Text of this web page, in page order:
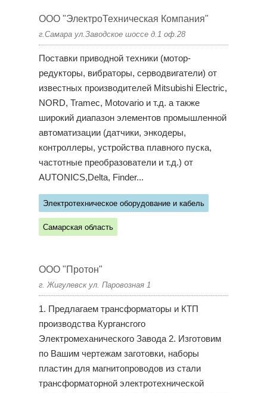
ООО "ЭлектроТехническая Компания"
г.Самара ул.Заводское шоссе д.1 оф.28
Поставки приводной техники (мотор-
редукторы, вибраторы, серводвигатели) от
известных производителей Mitsubishi Electric,
NORD, Tramec, Motovario и т.д. а также
широкий диапазон элементов промышленной
автоматизации (датчики, энкодеры,
контроллеры, устройства плавного пуска,
частотные преобразователи и т.д.) от
AUTONICS,Delta, Finder...
Электротехническое оборудование и кабель
Самарская область
ООО "Протон"
г. Жигулевск ул. Паровозная 1
1. Предлагаем трансформаторы и КТП
производства Кургансгого
Электромеханического Завода 2. Изготовим
по Вашим чертежам заготовки, наборы
пластин для магнитопроводов из стали
трансформаторной электротехнической